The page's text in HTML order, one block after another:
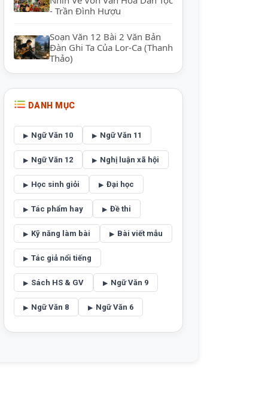
- Trần Đình Hượu
Soạn Văn 12 Bài 2 Văn Bản
Đàn Ghi Ta Của Lor-Ca (Thanh
Thảo)
DANH MỤC
Ngữ Văn 10 Ngữ Văn 11
Ngữ Văn 12 Nghị luận xã hội
Học sinh giỏi Đại học
Tác phẩm hay Đề thi
Kỹ năng làm bài Bài viết mẫu
Tác giả nổi tiếng
Sách HS & GV Ngữ Văn 9
Ngữ Văn 8 Ngữ Văn 6